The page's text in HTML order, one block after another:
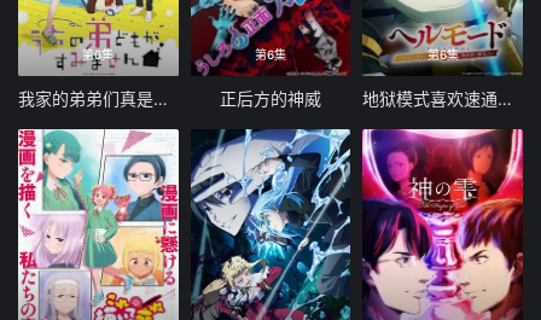
第6集
我家的弟弟们真是让您费心了
第6集
正后方的神威
第6集
地狱模式喜欢速通游戏的玩家在废设定异世界无双 第二季